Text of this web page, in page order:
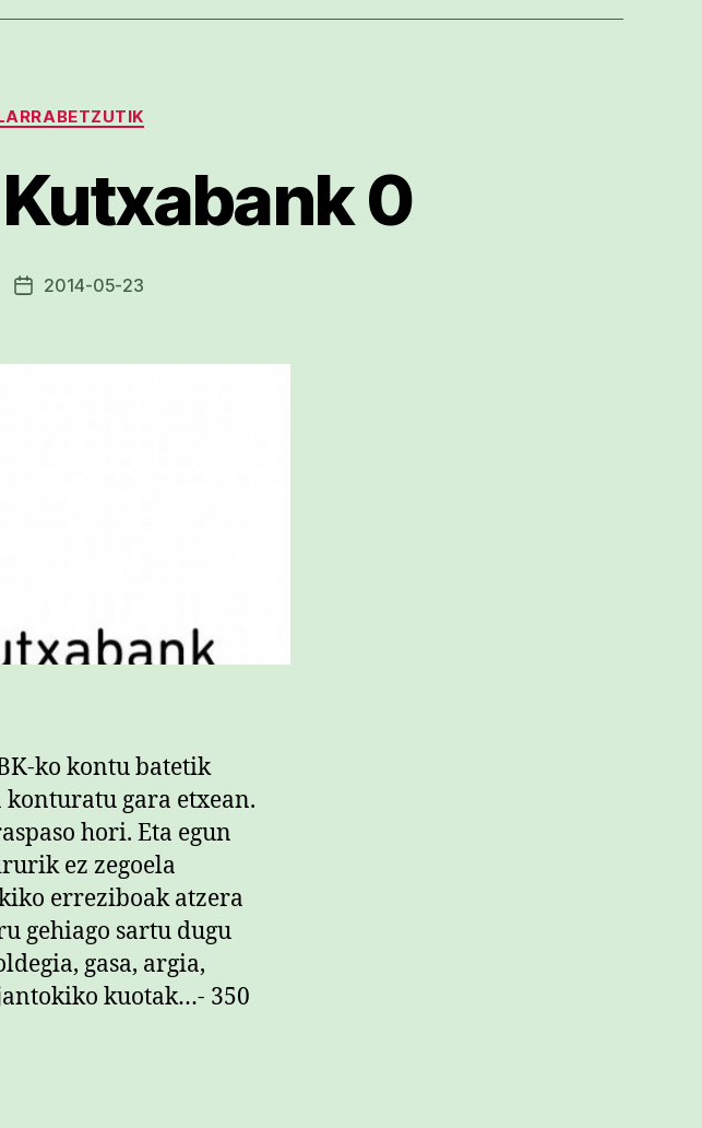
0
Argitalpenaren
2014-05-23
ko kontu batetik
konturatu gara etxean.
hori. Eta egun
ez zegoela
erreziboak atzera
gehiago sartu dugu
gasa, argia,
kuotak…- 350